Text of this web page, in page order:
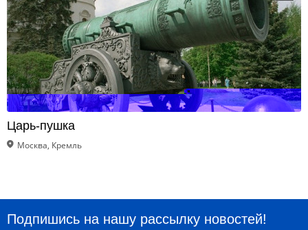
Царь-пушка
Москва, Кремль
Подпишись на нашу рассылку новостей!